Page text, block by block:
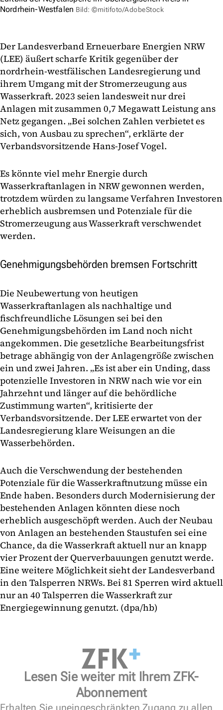
Nordrhein-Westfalen Bild: ©mitifoto/AdobeStock
Der Landesverband Erneuerbare Energien NRW
(LEE) äußert scharfe Kritik gegenüber der
nordrhein-westfälischen Landesregierung und
ihrem Umgang mit der Stromerzeugung aus
Wasserkraft. 2023 seien landesweit nur drei
Anlagen mit zusammen 0,7 Megawatt Leistung ans
Netz gegangen. „Bei solchen Zahlen verbietet es
sich, von Ausbau zu sprechen“, erklärte der
Verbandsvorsitzende Hans-Josef Vogel.
Es könnte viel mehr Energie durch
Wasserkraftanlagen in NRW gewonnen werden,
trotzdem würden zu langsame Verfahren Investoren
erheblich ausbremsen und Potenziale für die
Stromerzeugung aus Wasserkraft verschwendet
werden.
Genehmigungsbehörden bremsen Fortschritt
Die Neubewertung von heutigen
Wasserkraftanlagen als nachhaltige und
fischfreundliche Lösungen sei bei den
Genehmigungsbehörden im Land noch nicht
angekommen. Die gesetzliche Bearbeitungsfrist
betrage abhängig von der Anlagengröße zwischen
ein und zwei Jahren. „Es ist aber ein Unding, dass
potenzielle Investoren in NRW nach wie vor ein
Jahrzehnt und länger auf die behördliche
Zustimmung warten“, kritisierte der
Verbandsvorsitzende. Der LEE erwartet von der
Landesregierung klare Weisungen an die
Wasserbehörden.
Auch die Verschwendung der bestehenden
Potenziale für die Wasserkraftnutzung müsse ein
Ende haben. Besonders durch Modernisierung der
bestehenden Anlagen könnten diese noch
erheblich ausgeschöpft werden. Auch der Neubau
von Anlagen an bestehenden Staustufen sei eine
Chance, da die Wasserkraft aktuell nur an knapp
vier Prozent der Querverbauungen genutzt werde.
Eine weitere Möglichkeit sieht der Landesverband
in den Talsperren NRWs. Bei 81 Sperren wird aktuell
nur an 40 Talsperren die Wasserkraft zur
Energiegewinnung genutzt. (dpa/hb)
Lesen Sie weiter mit Ihrem ZFK-
Abonnement